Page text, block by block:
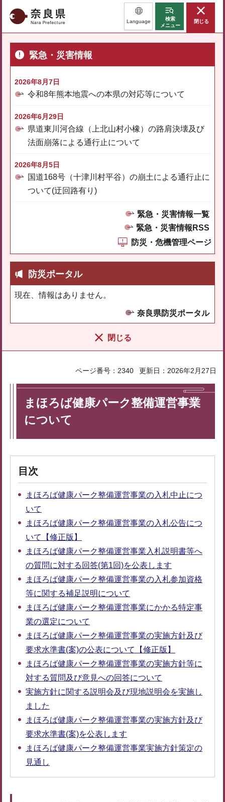
奈良県 Language
検索
メニュー
閉じる
緊急・災害情報
2026年8月7日
令和8年熊本地震への本県の対応等について
2026年6月29日
県道東川河合線（上北山村小橡）の路肩決壊及び
法面崩落による通行止について
2026年8月5日
国道168号（十津川村平谷）の崩土による通行止に
ついて(迂回路有り)
緊急・災害情報一覧
緊急・災害情報RSS
防災・危機管理ページ
防災ポータル
現在、情報はありません。
奈良県防災ポータル
閉じる
ページ番号：2340 更新日：2026年2月27日
まほろば健康パーク整備運営事業
について
目次
まほろば健康パーク整備運営事業の入札中止につ
いて
まほろば健康パーク整備運営事業の入札公告につ
いて【修正版】
まほろば健康パーク整備運営事業入札説明書等へ
の質問に対する回答(第1回)を公表します
まほろば健康パーク整備運営事業の入札参加資格
等に関する補足説明について
まほろば健康パーク整備運営事業にかかる特定事
業の選定について
まほろば健康パーク整備運営事業の実施方針及び
要求水準書(案)の公表について【修正版】
まほろば健康パーク整備運営事業の実施方針等に
対する質問及び意見への回答について
実施方針に関する説明会及び現地説明会を実施し
ました
まほろば健康パーク整備運営事業の実施方針及び
要求水準書(案)を公表します
まほろば健康パーク整備運営事業実施方針策定の
見通し